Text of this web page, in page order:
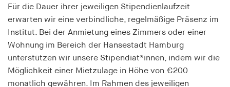
Für die Dauer ihrer jeweiligen Stipendienlaufzeit
erwarten wir eine verbindliche, regelmäßige Präsenz im
Institut. Bei der Anmietung eines Zimmers oder einer
Wohnung im Bereich der Hansestadt Hamburg
unterstützen wir unsere Stipendiat*innen, indem wir die
Möglichkeit einer Mietzulage in Höhe von €200
monatlich gewähren. Im Rahmen des jeweiligen
für Cookies auf der aktuellen Domäne
Cookie Laufzeit:
1 Jahr
MARKETING